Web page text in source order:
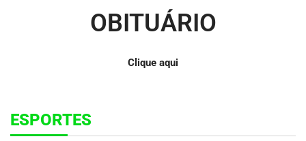
OBITUÁRIO
Clique aqui
ESPORTES